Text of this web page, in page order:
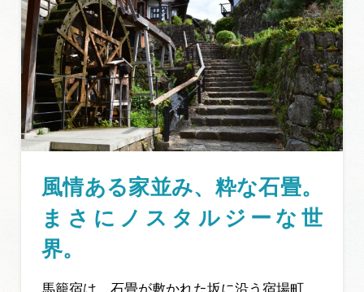
風情ある家並み、粋な石畳。
まさにノスタルジーな世
界。